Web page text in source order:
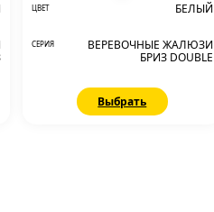
ЦВЕТ БЕЛЫЙ
СЕРИЯ
ВЕРЕВОЧНЫЕ ЖАЛЮЗИ
БРИЗ DOUBLE
Выбрать